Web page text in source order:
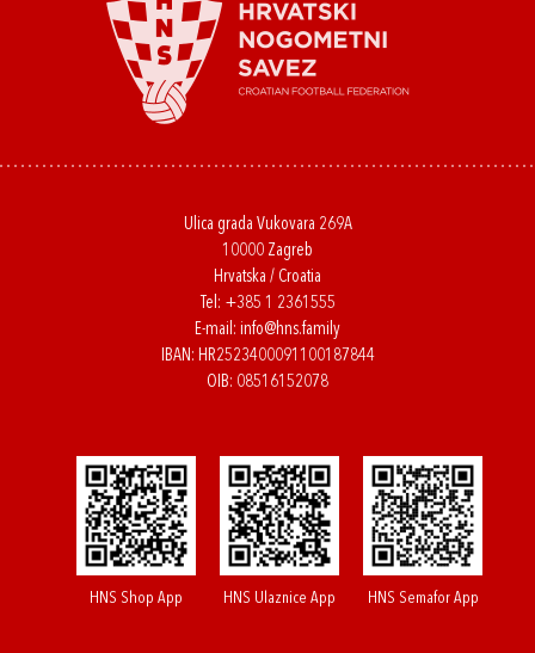
Ulica grada Vukovara 269A
10000 Zagreb
Hrvatska / Croatia
Tel: +385 1 2361555
E-mail: info@hns.family
IBAN: HR2523400091100187844
OIB: 08516152078
HNS Shop App HNS Ulaznice App HNS Semafor App